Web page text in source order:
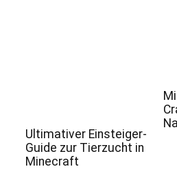
Ultimativer Einsteiger-
Guide zur Tierzucht in
Minecraft